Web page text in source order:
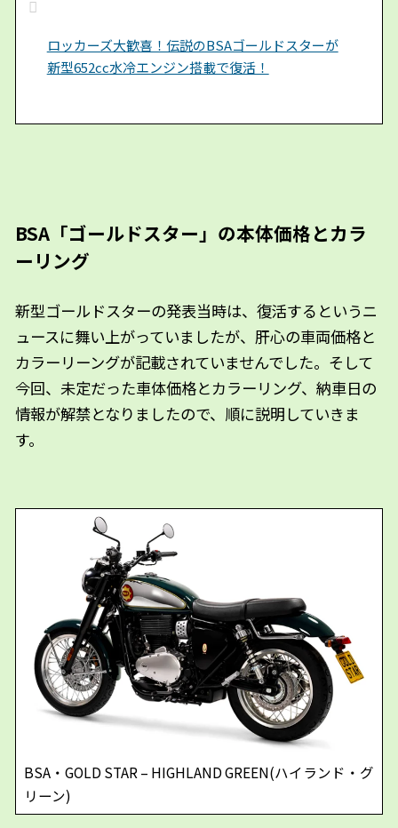
ロッカーズ大歓喜！伝説のBSAゴールドスターが
新型652cc水冷エンジン搭載で復活！
BSA「ゴールドスター」の本体価格とカラ
ーリング
新型ゴールドスターの発表当時は、復活するというニ
ュースに舞い上がっていましたが、肝心の車両価格と
カラーリーングが記載されていませんでした。そして
今回、未定だった車体価格とカラーリング、納車日の
情報が解禁となりましたので、順に説明していきま
す。
BSA・GOLD STAR – HIGHLAND GREEN(ハイランド・グ
リーン)